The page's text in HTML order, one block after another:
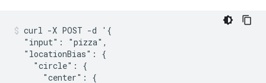
curl -X POST -d '{
  "input": "pizza",
  "locationBias": {
    "circle": {
      "center": {